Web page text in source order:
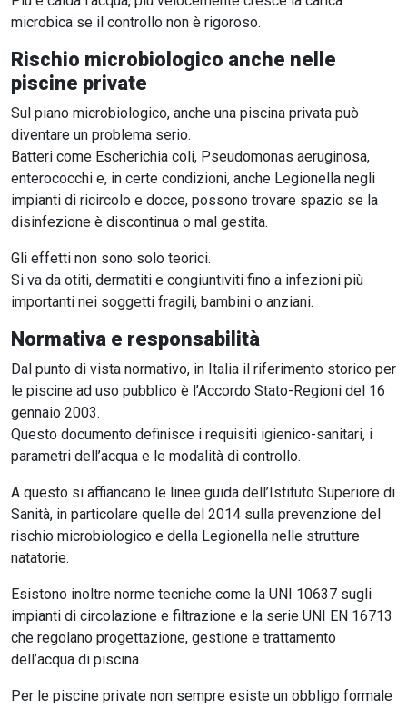
microbica se il controllo non è rigoroso.
Rischio microbiologico anche nelle
piscine private
Sul piano microbiologico, anche una piscina privata può
diventare un problema serio.
Batteri come Escherichia coli, Pseudomonas aeruginosa,
enterococchi e, in certe condizioni, anche Legionella negli
impianti di ricircolo e docce, possono trovare spazio se la
disinfezione è discontinua o mal gestita.
Gli effetti non sono solo teorici.
Si va da otiti, dermatiti e congiuntiviti fino a infezioni più
importanti nei soggetti fragili, bambini o anziani.
Normativa e responsabilità
Dal punto di vista normativo, in Italia il riferimento storico per
le piscine ad uso pubblico è l’Accordo Stato-Regioni del 16
gennaio 2003.
Questo documento definisce i requisiti igienico-sanitari, i
parametri dell’acqua e le modalità di controllo.
A questo si affiancano le linee guida dell’Istituto Superiore di
Sanità, in particolare quelle del 2014 sulla prevenzione del
rischio microbiologico e della Legionella nelle strutture
natatorie.
Esistono inoltre norme tecniche come la UNI 10637 sugli
impianti di circolazione e filtrazione e la serie UNI EN 16713
che regolano progettazione, gestione e trattamento
dell’acqua di piscina.
Per le piscine private non sempre esiste un obbligo formale